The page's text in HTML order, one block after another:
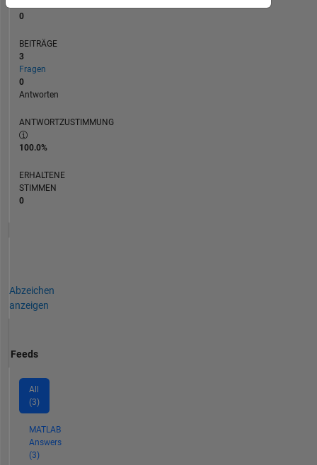
0
BEITRÄGE
3
Fragen
0
Antworten
ANTWORTZUSTIMMUNG
100.0%
ERHALTENE
STIMMEN
0
Abzeichen
anzeigen
Feeds
All
(3)
MATLAB
Answers
(3)